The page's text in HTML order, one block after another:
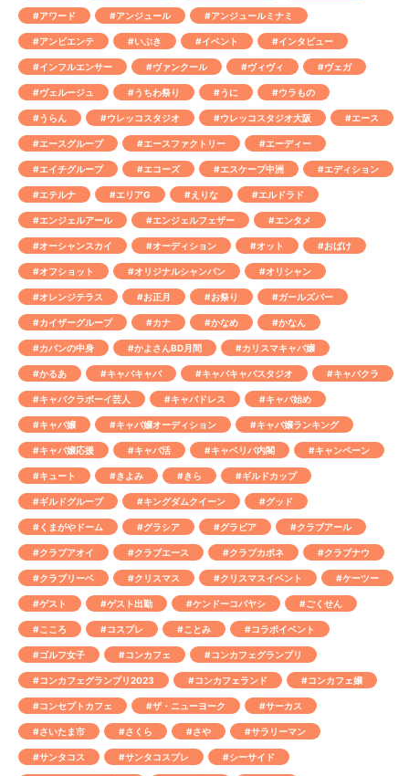
#アワード #アンジュール #アンジュールミナミ
#アンビエンテ #いぶき #イベント #インタビュー
#インフルエンサー #ヴァンクール #ヴィヴィ #ヴェガ
#ヴェルージュ #うちわ祭り #うに #ウラもの
#うらん #ウレッコスタジオ #ウレッコスタジオ大阪 #エース
#エースグループ #エースファクトリー #エーディー
#エイチグループ #エコーズ #エスケープ中洲 #エディション
#エテルナ #エリアG #えりな #エルドラド
#エンジェルアール #エンジェルフェザー #エンタメ
#オーシャンスカイ #オーディション #オット #おばけ
#オフショット #オリジナルシャンパン #オリシャン
#オレンジテラス #お正月 #お祭り #ガールズバー
#カイザーグループ #カナ #かなめ #かなん
#カバンの中身 #かよさんBD月間 #カリスマキャバ嬢
#かるあ #キャバキャバ #キャバキャバスタジオ #キャバクラ
#キャバクラボーイ芸人 #キャバドレス #キャバ始め
#キャバ嬢 #キャバ嬢オーディション #キャバ嬢ランキング
#キャバ嬢応援 #キャバ活 #キャベリバ内閣 #キャンペーン
#キュート #きよみ #きら #ギルドカップ
#ギルドグループ #キングダムクイーン #グッド
#くまがやドーム #グラシア #グラビア #クラブアール
#クラブアオイ #クラブエース #クラブカポネ #クラブナウ
#クラブリーベ #クリスマス #クリスマスイベント #ケーツー
#ゲスト #ゲスト出勤 #ケンドーコバヤシ #ごくせん
#こころ #コスプレ #ことみ #コラボイベント
#ゴルフ女子 #コンカフェ #コンカフェグランプリ
#コンカフェグランプリ2023 #コンカフェランド #コンカフェ嬢
#コンセプトカフェ #ザ・ニューヨーク #サーカス
#さいたま市 #さくら #さや #サラリーマン
#サンタコス #サンタコスプレ #シーサイド